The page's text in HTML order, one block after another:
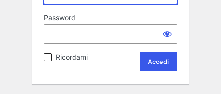
Password
Ricordami